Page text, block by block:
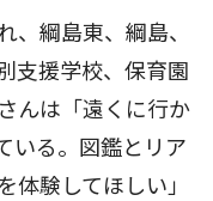
綱島東、綱島、
支援学校、保育園
んは「遠くに行か
いる。図鑑とリア
体験してほしい」